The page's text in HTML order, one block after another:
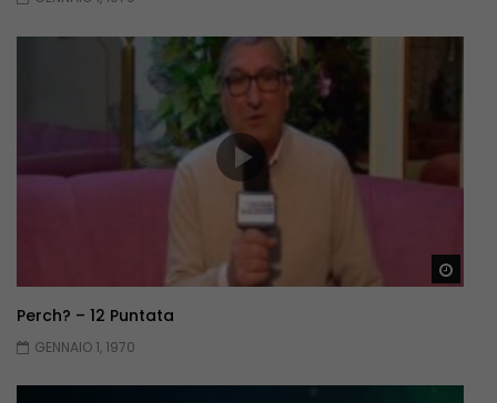
Perch? – 12 Puntata
GENNAIO 1, 1970